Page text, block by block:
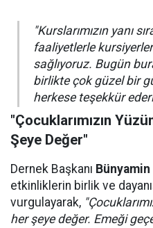
"Kurslarımızın yanı
faaliyetlerle
sağlıyoruz. Bugün
birlikte çok güzel bir
herkese teşekkür
"Çocuklarımızın
Şeye Değer"
Dernek Başkanı
etkinliklerin birlik ve
vurgulayarak,
her şeye değer. Emeği